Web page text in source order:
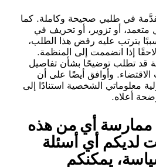
في طلبي صحيحة وكاملة. كما
أو تزوير، أو تحريف في
يترتب عليه رفض هذا الطلب،
إذا انضممت إلى المنظمة.
قد تطلب توضيحًا بشأن تفاصيل
وأوافق أيضًا على أن
معلوماتي الشخصية استنادًا إلى
أعلاه.
ممارسة أي من هذه
لديكم أي أسئلة
يمكنكم